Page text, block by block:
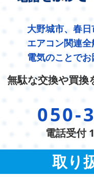
大野城市、春
エアコン関連
電気のことでお
無駄な交換や買換
050-
電話受付
取り